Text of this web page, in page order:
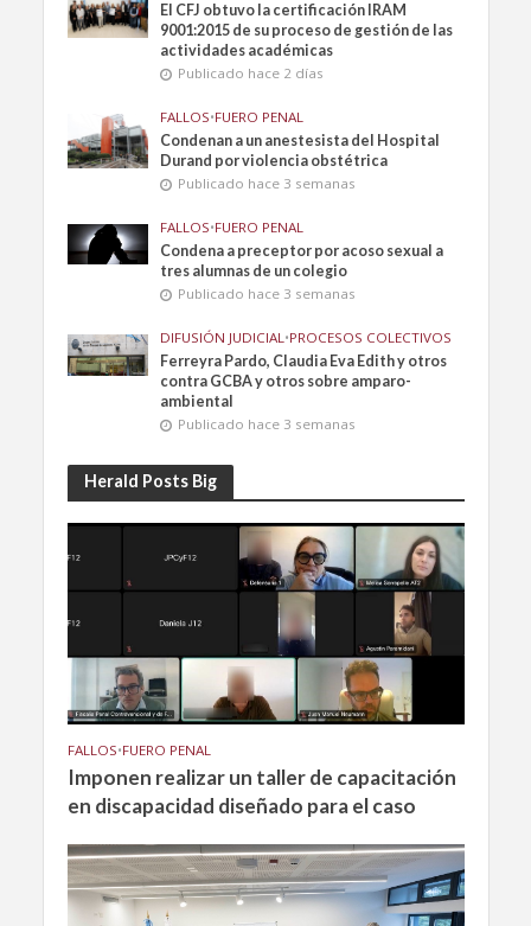
El CFJ obtuvo la certificación IRAM
9001:2015 de su proceso de gestión de las
actividades académicas
Publicado hace 2 días
FALLOS•FUERO PENAL
Condenan a un anestesista del Hospital
Durand por violencia obstétrica
Publicado hace 3 semanas
FALLOS•FUERO PENAL
Condena a preceptor por acoso sexual a
tres alumnas de un colegio
Publicado hace 3 semanas
DIFUSIÓN JUDICIAL•PROCESOS COLECTIVOS
Ferreyra Pardo, Claudia Eva Edith y otros
contra GCBA y otros sobre amparo-
ambiental
Publicado hace 3 semanas
Herald Posts Big
FALLOS•FUERO PENAL
Imponen realizar un taller de capacitación
en discapacidad diseñado para el caso